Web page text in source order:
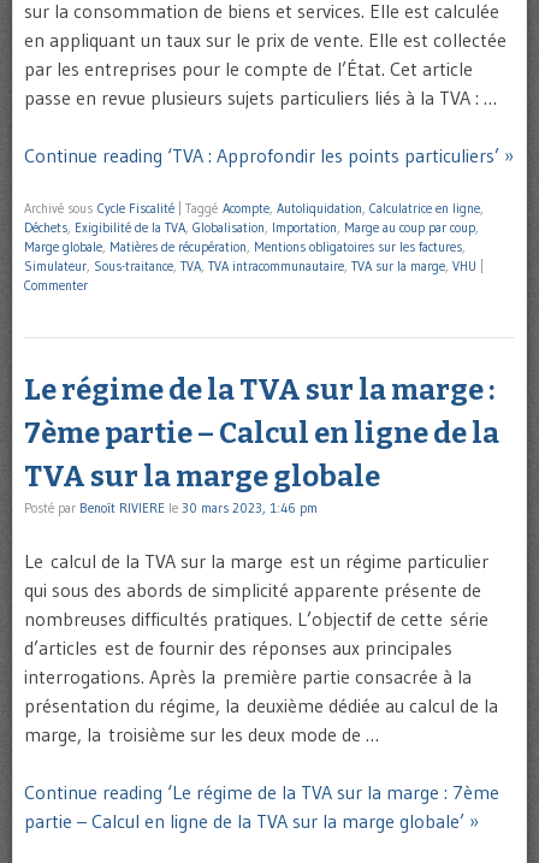
sur la consommation de biens et services. Elle est calculée
en appliquant un taux sur le prix de vente. Elle est collectée
par les entreprises pour le compte de l’État. Cet article
passe en revue plusieurs sujets particuliers liés à la TVA : …
Continue reading ‘TVA : Approfondir les points particuliers’ »
Archivé sous Cycle Fiscalité Taggé Acompte Autoliquidation Calculatrice en ligne
Déchets Exigibilité de la TVA Globalisation Importation Marge au coup par coup
Marge globale Matières de récupération Mentions obligatoires sur les factures
Simulateur Sous-traitance TVA TVA intracommunautaire TVA sur la marge VHU
Commenter
Le régime de la TVA sur la marge :
7ème partie – Calcul en ligne de la
TVA sur la marge globale
Posté par Benoît RIVIERE le 30 mars 2023, 1:46 pm
Le calcul de la TVA sur la marge est un régime particulier
qui sous des abords de simplicité apparente présente de
nombreuses difficultés pratiques. L’objectif de cette série
d’articles est de fournir des réponses aux principales
interrogations. Après la première partie consacrée à la
présentation du régime, la deuxième dédiée au calcul de la
marge, la troisième sur les deux mode de …
Continue reading ‘Le régime de la TVA sur la marge : 7ème
partie – Calcul en ligne de la TVA sur la marge globale’ »